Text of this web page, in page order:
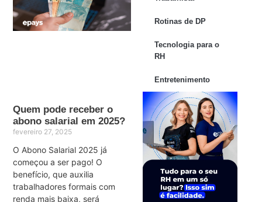
Quem pode receber o
abono salarial em 2025?
fevereiro 27, 2025
O Abono Salarial 2025 já
começou a ser pago! O
benefício, que auxilia
trabalhadores formais com
renda mais baixa, será
Rotinas de DP
Tecnologia para o
RH
Entretenimento